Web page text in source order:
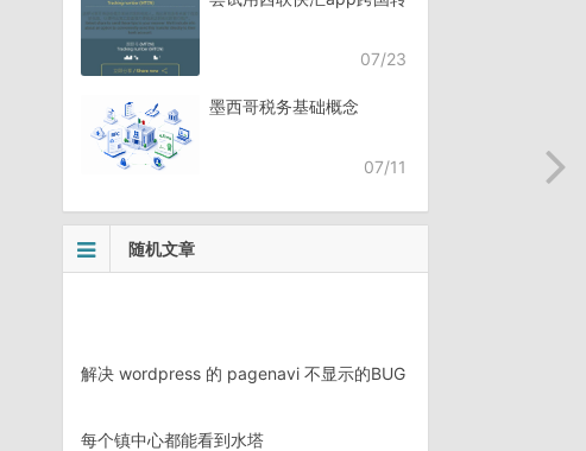
07/23
墨西哥税务基础概念
07/11
随机文章
解决 wordpress 的 pagenavi 不显示的BUG
每个镇中心都能看到水塔